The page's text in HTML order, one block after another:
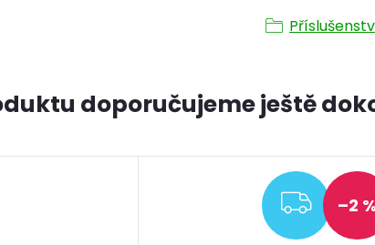
doporučujeme ještě
–2 %